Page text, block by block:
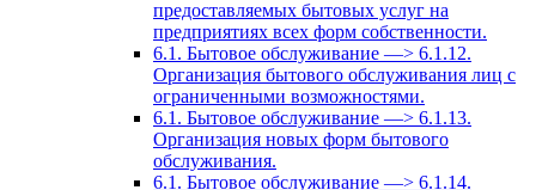
предоставляемых бытовых услуг на
предприятиях всех форм собственности.
6.1. Бытовое обслуживание —> 6.1.12.
Организация бытового обслуживания лиц с
ограниченными возможностями.
6.1. Бытовое обслуживание —> 6.1.13.
Организация новых форм бытового
обслуживания.
6.1. Бытовое обслуживание —> 6.1.14.